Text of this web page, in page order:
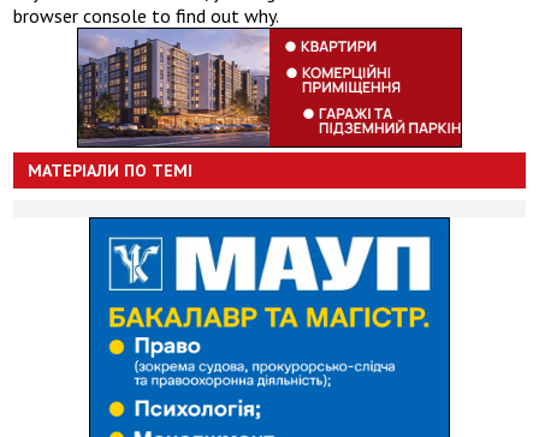
browser console to find out why.
МАТЕРІАЛИ ПО ТЕМІ